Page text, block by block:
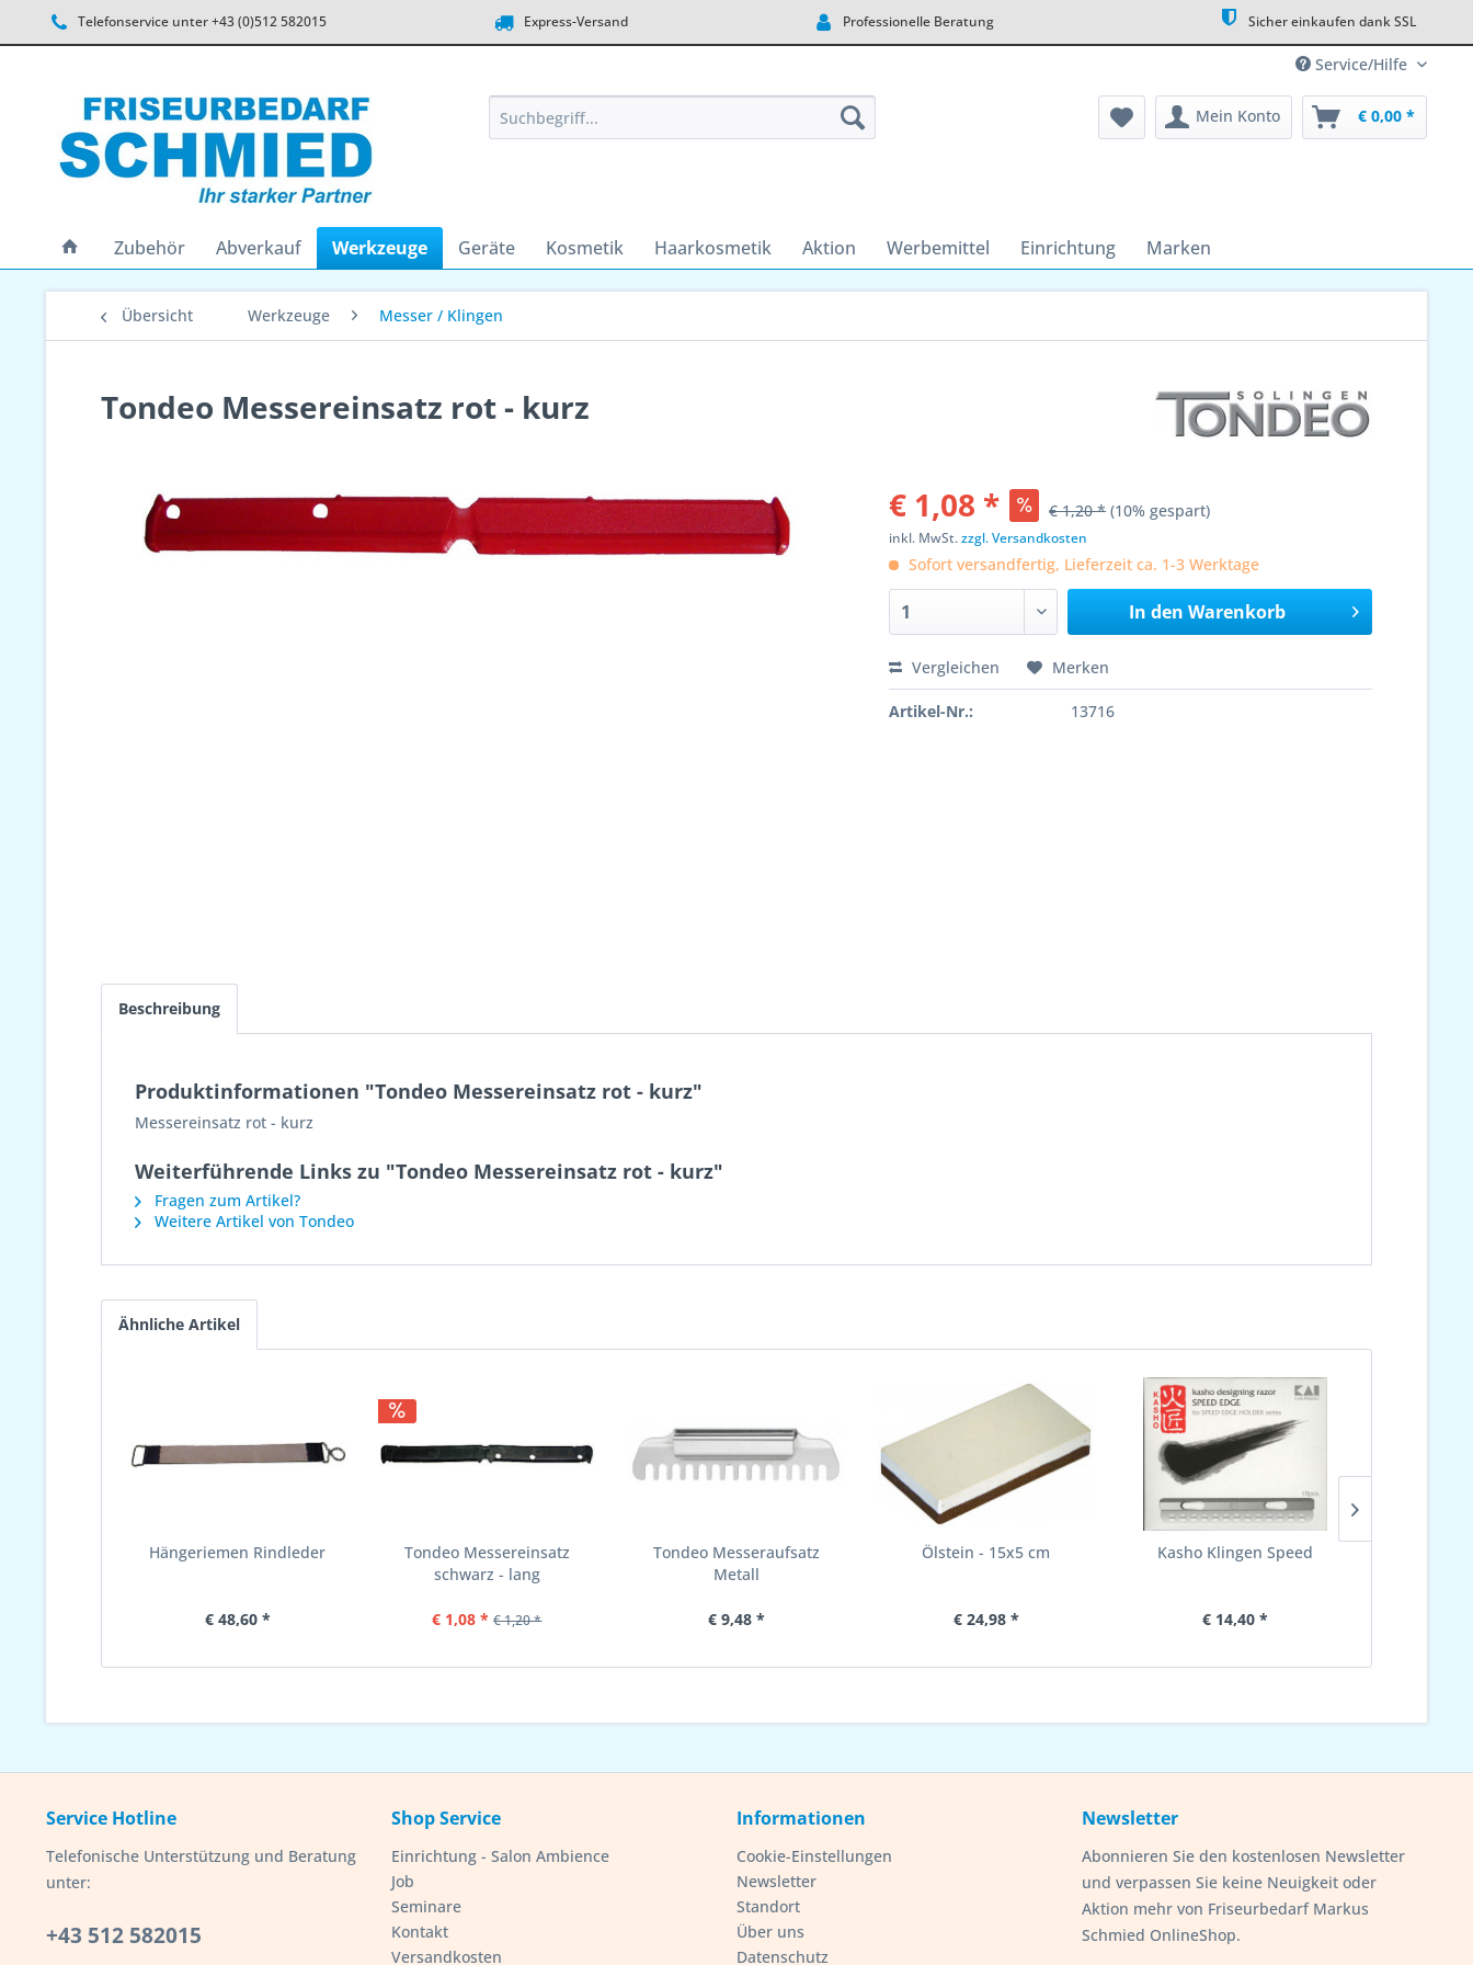
Telefonservice unter +43 (0)512 582015 Express-Versand Professionelle Beratung Sicher einkaufen dank SSL
Service/Hilfe
Mein Konto € 0,00 *
Zubehör Abverkauf Werkzeuge Geräte Kosmetik Haarkosmetik Aktion Werbemittel Einrichtung Marken
Übersicht Werkzeuge Messer / Klingen
Tondeo Messereinsatz rot - kurz
€ 1,08 * € 1,20 * (10% gespart)
inkl. MwSt.zzgl. Versandkosten
Sofort versandfertig, Lieferzeit ca. 1-3 Werktage
In den Warenkorb
Vergleichen Merken
Artikel-Nr.: 13716
Beschreibung
Produktinformationen "Tondeo Messereinsatz rot - kurz"
Messereinsatz rot - kurz
Weiterführende Links zu "Tondeo Messereinsatz rot - kurz"
Fragen zum Artikel?
Weitere Artikel von Tondeo
Ähnliche Artikel
Hängeriemen Rindleder
€ 48,60 *
Tondeo Messereinsatz
schwarz - lang
€ 1,08 * € 1,20 *
Tondeo Messeraufsatz
Metall
€ 9,48 *
Ölstein - 15x5 cm
€ 24,98 *
Kasho Klingen Speed
€ 14,40 *
Service Hotline
Telefonische Unterstützung und Beratung
unter:
+43 512 582015
Shop Service
Einrichtung - Salon Ambience
Job
Seminare
Kontakt
Versandkosten
Informationen
Cookie-Einstellungen
Newsletter
Standort
Über uns
Datenschutz
Newsletter
Abonnieren Sie den kostenlosen Newsletter
und verpassen Sie keine Neuigkeit oder
Aktion mehr von Friseurbedarf Markus
Schmied OnlineShop.